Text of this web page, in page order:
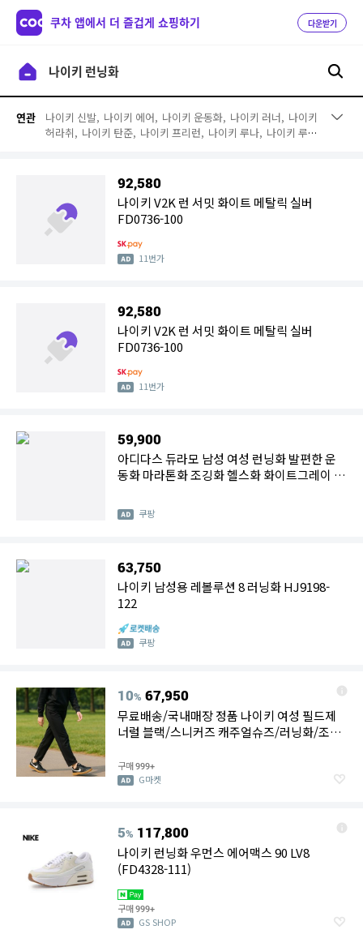
쿠차 앱에서 더 즐겁게 쇼핑하기 다운받기
연관 나이키 신발, 나이키 에어, 나이키 운동화, 나이키 러너, 나이키
허라취, 나이키 탄준, 나이키 프리런, 나이키 루나, 나이키 루나
나이키 에어 맥스,
나이키 테아, 나이키 플라이니트
92,580
나이키 V2K 런 서밋 화이트 메탈릭 실버
FD0736-100
11번가
92,580
나이키 V2K 런 서밋 화이트 메탈릭 실버
FD0736-100
11번가
59,900
아디다스 듀라모 남성 여성 런닝화 발편한 운
동화 마라톤화 조깅화 헬스화 화이트그레이 슈
쿠팡
63,750
나이키 남성용 레볼루션 8 러닝화 HJ9198-
122
쿠팡
10% 67,950
무료배송/국내매장 정품 나이키 여성 필드제
너럴 블랙/스니커즈 캐주얼슈즈/러닝화/조깅
구매999+
G마켓
5% 117,800
나이키 런닝화 우먼스 에어맥스 90 LV8
(FD4328-111)
구매999+
GS SHOP